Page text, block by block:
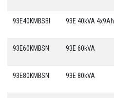
93E40KMBSBI 93E 40kVA 4x9Ah
93E60KMBSN 93E 60kVA
93E80KMBSN 93E 80kVA